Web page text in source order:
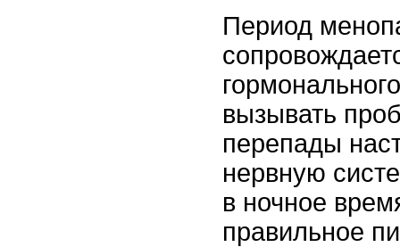
Период
вызывать
перепады
нервную
в ночное
правильное